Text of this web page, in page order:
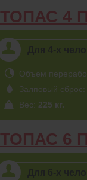
ТОПАС 4
Объем
Залповый сброс:
Вес: 225 кг.
ТОПАС 6